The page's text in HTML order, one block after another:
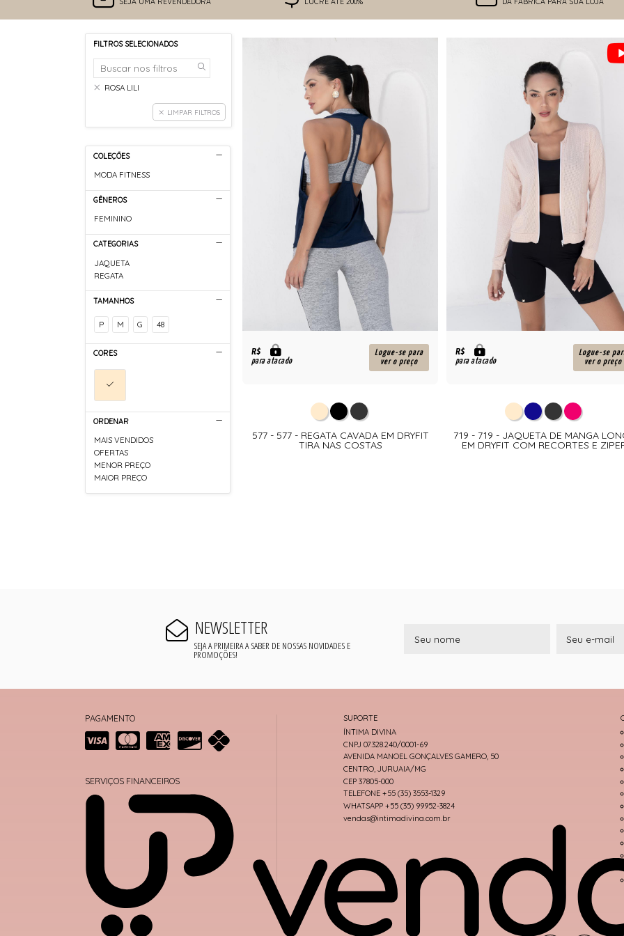
FILTROS SELECIONADOS
ROSA LILI
LIMPAR FILTROS
COLEÇÕES
MODA FITNESS
GÊNEROS
FEMININO
CATEGORIAS
JAQUETA
REGATA
TAMANHOS
P M G 48
CORES
ORDENAR
MAIS VENDIDOS
OFERTAS
MENOR PREÇO
MAIOR PREÇO
R$
para atacado
Logue-se para
ver o preço
577 - 577 - REGATA CAVADA EM DRYFIT
TIRA NAS COSTAS
R$
para atacado
Logue-se
ver o preço
719 - 719 - JAQUETA DE MANGA
EM DRYFIT COM RECORTES E
NEWSLETTER
SEJA A PRIMEIRA A SABER DE NOSSAS NOVIDADES E
PROMOÇÕES!
PAGAMENTO
SERVIÇOS FINANCEIROS
SUPORTE
ÍNTIMA DIVINA
CNPJ 07.328.240/0001-69
AVENIDA MANOEL GONÇALVES GAMERO, 50
CENTRO, JURUAIA/MG
CEP 37805-000
TELEFONE +55 (35) 3553-1329
WHATSAPP +55 (35) 99952-3824
vendas@intimadivina.com.br